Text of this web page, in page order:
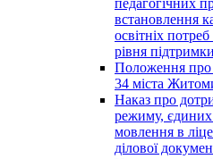
встановлення
освітніх
рівня
Положення про
34 міста
Наказ про
режиму,
мовлення в
ділової